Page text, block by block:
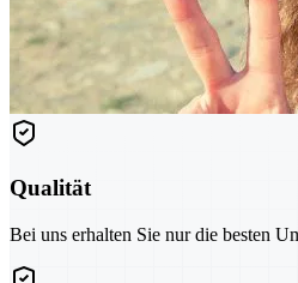
Qualität
Bei uns erhalten Sie nur die besten